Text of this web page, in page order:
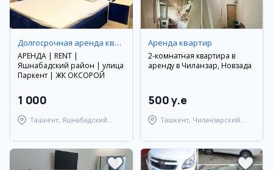
Долгосрочная аренда квартир
АРЕНДА | RENT |
Яшнабадский район | улица
Паркент | ЖК ОКСОРОЙ
1 000
Ташкент, Яшнабадский
Аренда квартир
2-комнатная квартира в
аренду в Чиланзар, Новзада
500 y.e
Ташкент, Чиланзарский